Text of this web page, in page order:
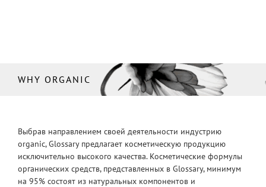
WHY ORGANIC
Выбрав направлением своей деятельности индустрию
organic, Glossary предлагает косметическую продукцию
исключительно высокого качества. Косметические формулы
органических средств, представленных в Glossary, минимум
на 95% состоят из натуральных компонентов и